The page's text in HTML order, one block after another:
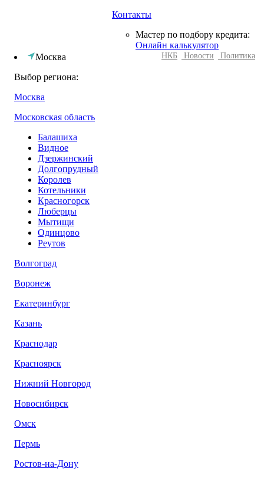
Контакты
Мастер по подбору кредита:
Онлайн калькулятор
Москва
Выбор региона:
Москва
Московская область
Балашиха
Видное
Дзержинский
Долгопрудный
Королев
Котельники
Красногорск
Люберцы
Мытищи
Одинцово
Реутов
Волгоград
Воронеж
Екатеринбург
Казань
Краснодар
Красноярск
Нижний Новгород
Новосибирск
Омск
Пермь
Ростов-на-Дону
НКБ Новости Политика